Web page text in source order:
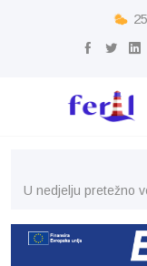
U nedjelju pretežno